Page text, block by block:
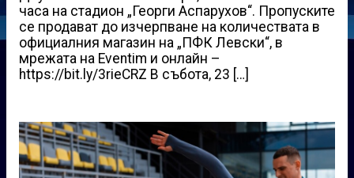
часа на стадион „Георги Аспарухов“. Пропуските
се продават до изчерпване на количествата в
официалния магазин на „ПФК Левски“, в
мрежата на Eventim и онлайн –
https://bit.ly/3rieCRZ В събота, 23 […]